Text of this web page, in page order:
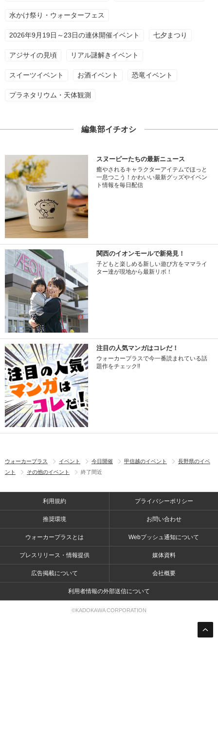
水かけ祭り・ウォーターフェス
2026年9月19日～23日の連休開催イベント 七夕まつり
アジサイの見頃 リアル謎解きイベント
スイーツイベント お酒イベント 恐竜イベント
プラネタリウム・天体観測
編集部イチオシ
スヌーピーたちの最新ニュース
癒やされるキャラクターアイテムでほっと
一息つこう！かわいい最新グッズやイベン
ト情報を毎日配信
関西のイオンモールで新発見！
子どもと楽しめる新しい遊び方をママライ
ター達が現地から最新リポ！
注目の人気マンガはコレだ！
ウォーカープラスで今一番読まれている話
題作をチェック!!
ウォーカープラス イベント 今日開催 甲信越のイベント
長野県のイベ
ント
その他のイベント 終了間近
利用規約 プライバシーポリシー
推奨環境 お問い合わせ
ウォーカープラスとは Webプッシュ通知について
プレスリリース・情報提供 媒体資料
広告掲載について 会社概要
利用者情報の外部送信について
©KADOKAWA CORPORATION